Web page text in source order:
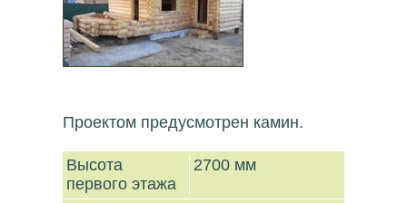
Проектом предусмотрен камин.
Высота
первого этажа
2700 мм